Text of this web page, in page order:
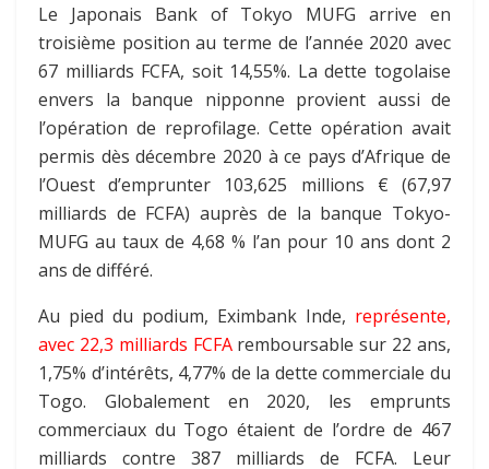
Le Japonais Bank of Tokyo MUFG arrive en
troisième position au terme de l’année 2020 avec
67 milliards FCFA, soit 14,55%. La dette togolaise
envers la banque nipponne provient aussi de
l’opération de reprofilage. Cette opération avait
permis dès décembre 2020 à ce pays d’Afrique de
l’Ouest d’emprunter 103,625 millions € (67,97
milliards de FCFA) auprès de la banque Tokyo-
MUFG au taux de 4,68 % l’an pour 10 ans dont 2
ans de différé.
Au pied du podium, Eximbank Inde, représente,
avec 22,3 milliards FCFAremboursable sur 22 ans,
1,75% d’intérêts, 4,77% de la dette commerciale du
Togo. Globalement en 2020, les emprunts
commerciaux du Togo étaient de l’ordre de 467
milliards contre 387 milliards de FCFA. Leur